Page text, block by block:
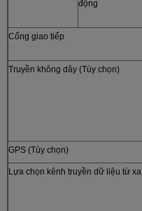
động
Cổng giao tiếp
Truyền không dây (Tùy chọn)
GPS (Tùy chọn)
Lựa chọn kênh truyền dữ liệu từ xa